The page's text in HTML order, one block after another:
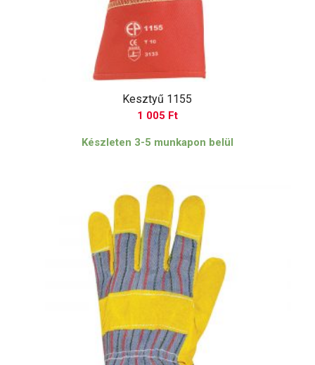
Kesztyű 1155
1 005 Ft
Készleten 3-5 munkapon belül